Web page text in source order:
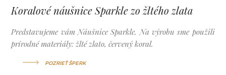
Koralové náušnice Sparkle zo žltého zlata
Predstavujeme vám Náušnice Sparkle. Na výrobu sme použili
prírodné materiály: žlté zlato, červený koral.
POZRIEŤ ŠPERK